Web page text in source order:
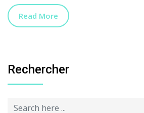
Read More
Rechercher